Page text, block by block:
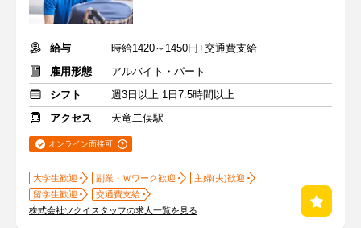
給与
時給1420～1450円+交通費支給
雇用形態
アルバイト・パート
シフト
週3日以上 1日7.5時間以上
アクセス
天竜二俣駅
オンライン面接可
大学生歓迎 副業・Ｗワーク歓迎
主婦(夫)歓迎
留学生歓迎
交通費支給
株式会社ツクイスタッフの求人一覧を見る